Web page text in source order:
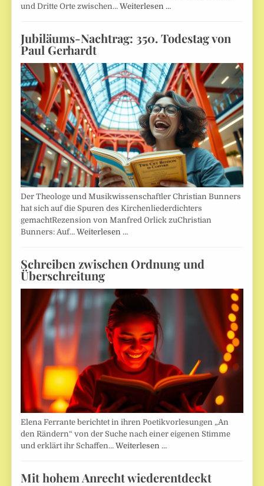
und Dritte Orte zwischen…Weiterlesen …
Jubiläums-Nachtrag: 350. Todestag von
Paul Gerhardt
Der Theologe und Musikwissenschaftler Christian Bunners
hat sich auf die Spuren des Kirchenliederdichters
gemachtRezension von Manfred Orlick zuChristian
Bunners: Auf…Weiterlesen …
Schreiben zwischen Ordnung und
Überschreitung
Elena Ferrante berichtet in ihren Poetikvorlesungen „An
den Rändern“ von der Suche nach einer eigenen Stimme
und erklärt ihr Schaffen…Weiterlesen …
Mit hohem Anrecht wiederentdeckt